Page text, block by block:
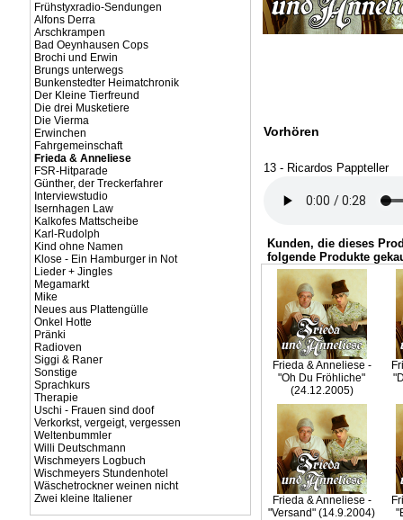
Frühstyxradio-Sendungen
Alfons Derra
Arschkrampen
Bad Oeynhausen Cops
Brochi und Erwin
Brungs unterwegs
Bunkenstedter Heimatchronik
Der Kleine Tierfreund
Die drei Musketiere
Die Vierma
Erwinchen
Fahrgemeinschaft
Frieda & Anneliese
FSR-Hitparade
Günther, der Treckerfahrer
Interviewstudio
Isernhagen Law
Kalkofes Mattscheibe
Karl-Rudolph
Kind ohne Namen
Klose - Ein Hamburger in Not
Lieder + Jingles
Megamarkt
Mike
Neues aus Plattengülle
Onkel Hotte
Pränki
Radioven
Siggi & Raner
Sonstige
Sprachkurs
Therapie
Uschi - Frauen sind doof
Verkorkst, vergeigt, vergessen
Weltenbummler
Willi Deutschmann
Wischmeyers Logbuch
Wischmeyers Stundenhotel
Wäschetrockner weinen nicht
Zwei kleine Italiener
Vorhören
13 - Ricardos Pappteller
Kunden, die dieses
folgende Produkte
Frieda & Anneliese -
"Oh Du Fröhliche"
(24.12.2005)
Frieda & Anneliese -
"Versand" (14.9.2004)